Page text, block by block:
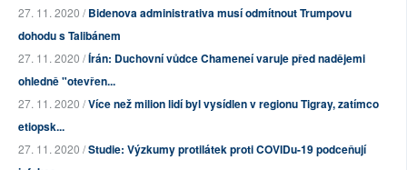
27. 11. 2020 /Bidenova administrativa musí odmítnout Trumpovu
dohodu s Talibánem
27. 11. 2020 /Írán: Duchovní vůdce Chameneí varuje před nadějemi
ohledně "otevřen...
27. 11. 2020 /Více než milion lidí byl vysídlen v regionu Tigray, zatímco
etiopsk...
27. 11. 2020 /Studie: Výzkumy protilátek proti COVIDu-19 podceňují